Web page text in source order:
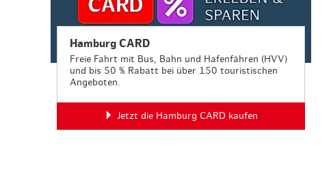
Hamburg CARD
Freie Fahrt mit Bus, Bahn und Hafenfähren (HVV)
und bis 50 % Rabatt bei über 150 touristischen
Angeboten.
Jetzt die Hamburg CARD kaufen